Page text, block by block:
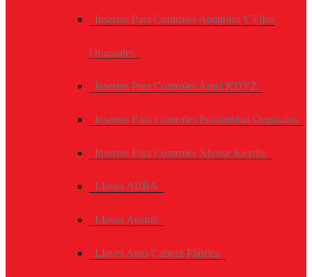
Insertos Para Controles Abatibles Y Fijos
Originales
Insertos Para Controles Autel KDYZ
Insertos Para Controles Proximidad Originales
Insertos Para Controles Xhorse Keydiy
Llaves ABBA
Llaves Austral
Llaves Auto Cabeza Plástica